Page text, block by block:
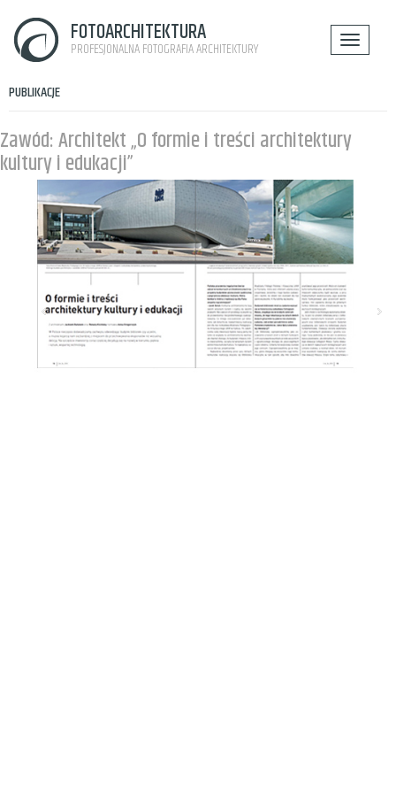
FOTOARCHITEKTURA
PROFESJONALNA FOTOGRAFIA ARCHITEKTURY
PUBLIKACJE
Zawód: Architekt „O formie i treści architektury
kultury i edukacji”